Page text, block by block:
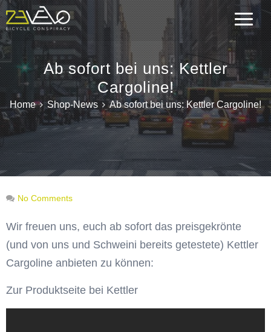
Ab sofort bei uns: Kettler
Cargoline!
Home Shop-News Ab sofort bei uns: Kettler Cargoline!
No Comments
Wir freuen uns, euch ab sofort das preisgekrönte
(und von uns und Schweini bereits getestete) Kettler
Cargoline anbieten zu können:
Zur Produktseite bei Kettler